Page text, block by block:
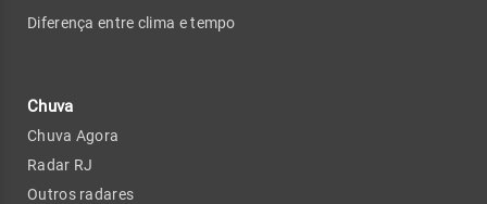
Diferença entre clima e tempo
Chuva
Chuva Agora
Radar RJ
Outros radares